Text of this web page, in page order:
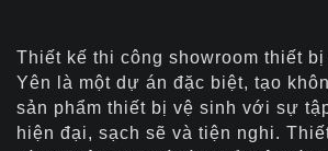
Thiết kế thi công showroom thiết
Yên là một dự án đặc biệt, tạo
sản phẩm thiết bị vệ sinh với sự
hiện đại, sạch sẽ và tiện nghi.